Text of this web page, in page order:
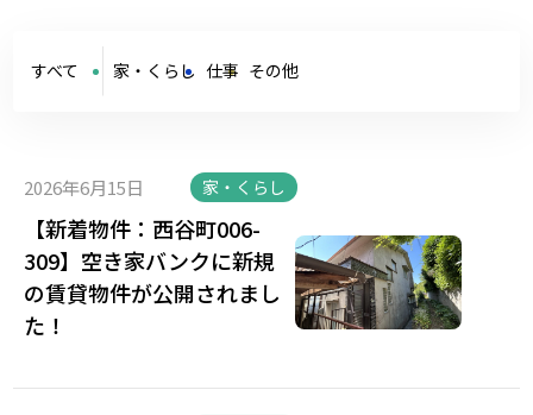
すべて 家・くらし 仕事 その他
2026年6月15日 家・くらし
【新着物件：西谷町006-
309】空き家バンクに新規
の賃貸物件が公開されまし
た！